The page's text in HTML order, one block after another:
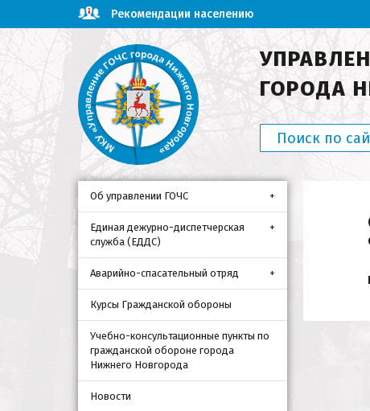
Рекомендации населению
ГОРОДА
Об управлении ГОЧС
Единая дежурно-диспетчерская
служба (ЕДДС)
Аварийно-спасательный отряд
Курсы Гражданской обороны
Учебно-консультационные пункты по
гражданской обороне города
Нижнего Новгорода
Новости